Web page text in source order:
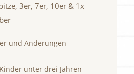
3er, 7er, 10er & 1x
und Änderungen
unter drei Jahren